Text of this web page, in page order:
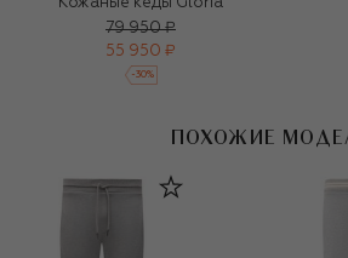
79 950 ₽
55 950 ₽
-30%
ПОХОЖИЕ